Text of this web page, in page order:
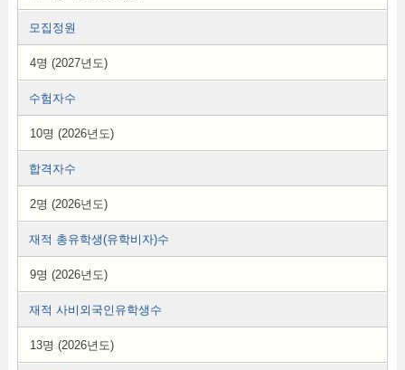
모집정원
4명 (2027년도)
수험자수
10명 (2026년도)
합격자수
2명 (2026년도)
재적 총유학생(유학비자)수
9명 (2026년도)
재적 사비외국인유학생수
13명 (2026년도)